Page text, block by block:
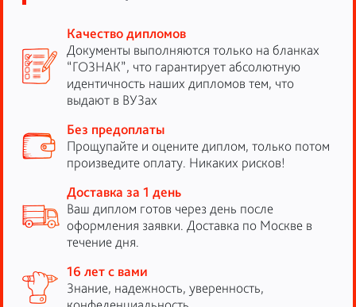
Качество дипломов
Документы выполняются только на бланках
“ГОЗНАК”, что гарантирует абсолютную
идентичность наших дипломов тем, что
выдают в ВУЗах
Без предоплаты
Прощупайте и оцените диплом, только потом
произведите оплату. Никаких рисков!
Доставка за 1 день
Ваш диплом готов через день после
оформления заявки. Доставка по Москве в
течение дня.
16 лет с вами
Знание, надежность, уверенность,